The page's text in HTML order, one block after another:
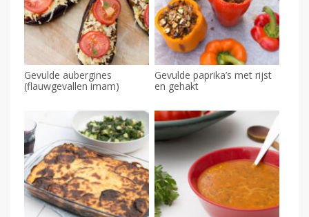
Gevulde aubergines
(flauwgevallen imam)
Gevulde paprika’s met rijst
en gehakt